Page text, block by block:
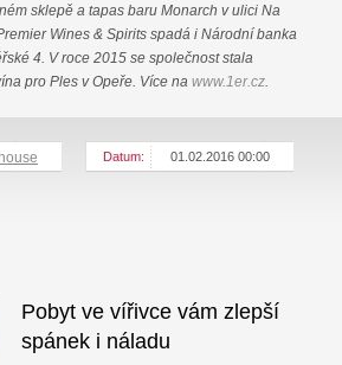
sklepě a tapas baru Monarch v ulici Na
Wines & Spirits spadá i Národní banka
4. V roce 2015 se společnost stala
pro Ples v Opeře. Více na www.1er.cz.
Datum: 01.02.2016 00:00
Pobyt ve vířivce vám zlepší
spánek i náladu